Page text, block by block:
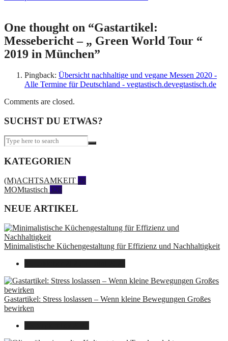
One thought on “Gastartikel:
Messebericht – „ Green World Tour “
2019 in München”
Pingback: Übersicht nachhaltige und vegane Messen 2020 -
Alle Termine für Deutschland - vegtastisch.devegtastisch.de
Comments are closed.
SUCHST DU ETWAS?
KATEGORIEN
(M)ACHTSAMKEIT 28
MOMtastisch 328
NEUE ARTIKEL
Minimalistische Küchengestaltung für Effizienz und Nachhaltigkeit
Gastartikel: Stress loslassen – Wenn kleine Bewegungen Großes
bewirken